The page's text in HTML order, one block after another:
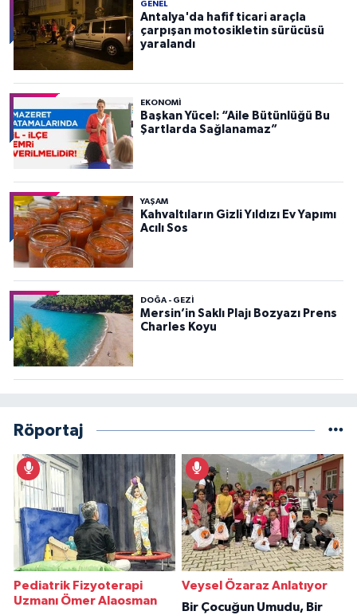
GENEL
Antalya'da hafif ticari araçla
çarpışan motosikletin sürücüsü
yaralandı
EKONOMI
Başkan Yücel: “Aile Bütünlüğü Bu
Şartlarda Sağlanamaz”
YAŞAM
Kahvaltıların Gizli Yıldızı Ev Yapımı
Acılı Sos
DOĞA - GEZI
Mersin’in Saklı Plajı Bozyazı Prens
Charles Koyu
Röportaj
Pediatrik Fizyoterapi
Uzmanı Ömer Alaosman
Veysel Özaraz Anlatıyor
Bir Çocuğun Umudu, Bir